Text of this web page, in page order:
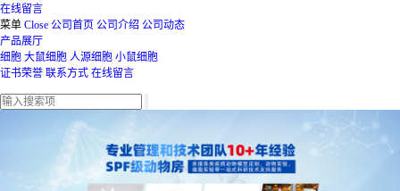
在线留言
菜单 Close 公司首页 公司介绍 公司动态
产品展厅
细胞 大鼠细胞 人源细胞 小鼠细胞
证书荣誉 联系方式 在线留言